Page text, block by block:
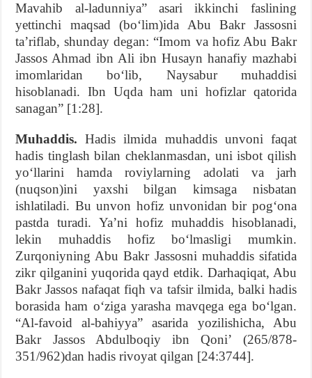
Mavahib al-ladunniya” asari ikkinchi faslining
yettinchi maqsad (bo‘lim)ida Abu Bakr Jassosni
ta’riflab, shunday degan: “Imom va hofiz Abu Bakr
Jassos Ahmad ibn Ali ibn Husayn hanafiy mazhabi
imomlaridan bo‘lib, Naysabur muhaddisi
hisoblanadi. Ibn Uqda ham uni hofizlar qatorida
sanagan” [1:28].
Muhaddis. Hadis ilmida muhaddis unvoni faqat
hadis tinglash bilan cheklanmasdan, uni isbot qilish
yo‘llarini hamda roviylarning adolati va jarh
(nuqson)ini yaxshi bilgan kimsaga nisbatan
ishlatiladi. Bu unvon hofiz unvonidan bir pog‘ona
pastda turadi. Ya’ni hofiz muhaddis hisoblanadi,
lekin muhaddis hofiz bo‘lmasligi mumkin.
Zurqoniyning Abu Bakr Jassosni muhaddis sifatida
zikr qilganini yuqorida qayd etdik. Darhaqiqat, Abu
Bakr Jassos nafaqat fiqh va tafsir ilmida, balki hadis
borasida ham o‘ziga yarasha mavqega ega bo‘lgan.
“Al-favoid al-bahiyya” asarida yozilishicha, Abu
Bakr Jassos Abdulboqiy ibn Qoni’ (265/878-
351/962)dan hadis rivoyat qilgan [24:3744].